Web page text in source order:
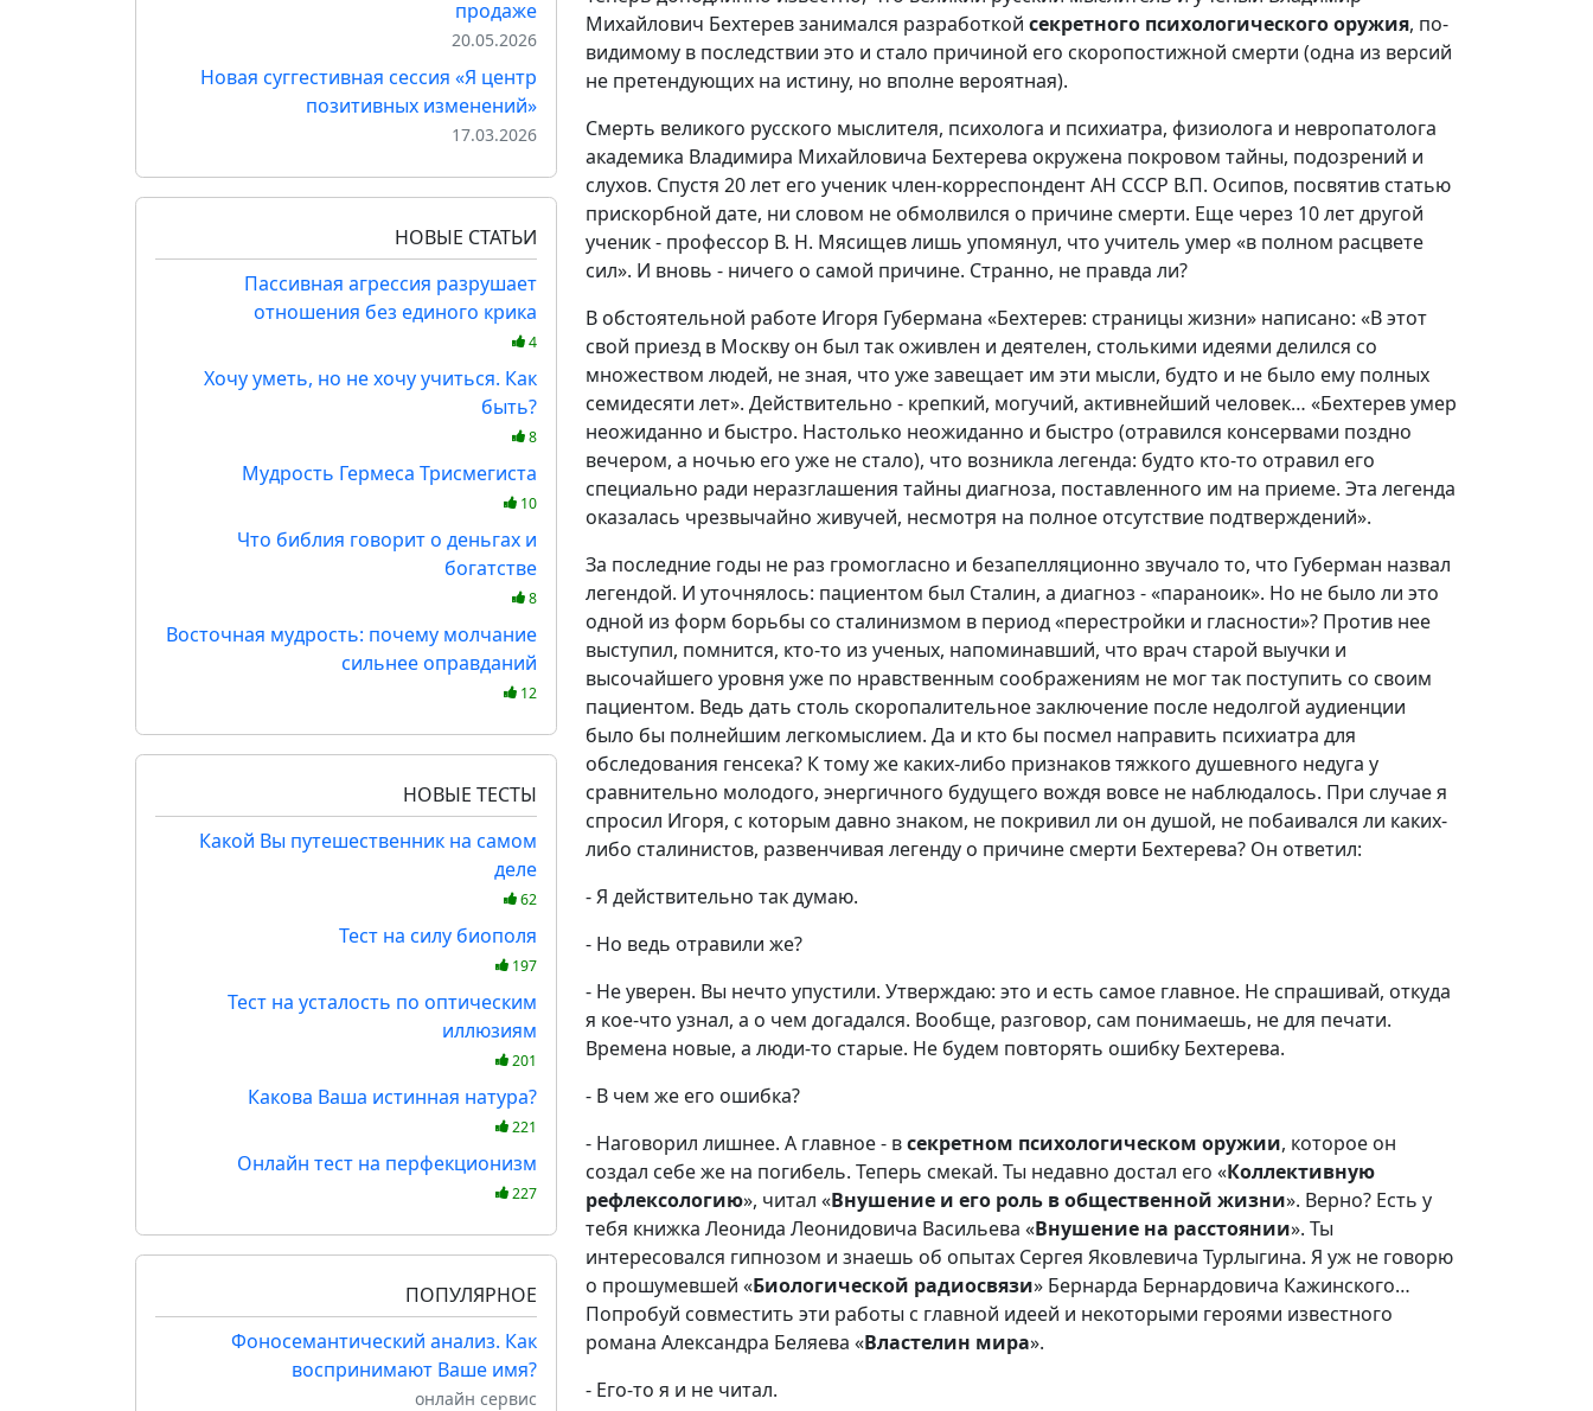
продаже
20.05.2026
Новая суггестивная сессия «Я центр
позитивных изменений»
17.03.2026
НОВЫЕ СТАТЬИ
Пассивная агрессия разрушает
отношения без единого крика
4
Хочу уметь, но не хочу учиться. Как
быть?
8
Мудрость Гермеса Трисмегиста
10
Что библия говорит о деньгах и
богатстве
8
Восточная мудрость: почему молчание
сильнее оправданий
12
НОВЫЕ ТЕСТЫ
Какой Вы путешественник на самом
деле
62
Тест на силу биополя
197
Тест на усталость по оптическим
иллюзиям
201
Какова Ваша истинная натура?
221
Онлайн тест на перфекционизм
227
ПОПУЛЯРНОЕ
Фоносемантический анализ. Как
воспринимают Ваше имя?
онлайн сервис
Михайлович Бехтерев занимался разработкой секретного психологического оружия, по-
видимому в последствии это и стало причиной его скоропостижной смерти (одна из версий
не претендующих на истину, но вполне вероятная).
Смерть великого русского мыслителя, психолога и психиатра, физиолога и невропатолога
академика Владимира Михайловича Бехтерева окружена по­кровом тайны, подозрений и
слухов. Спустя 20 лет его ученик член-корреспондент АН СССР В.П. Осипов, посвятив статью
прискорбной дате, ни словом не обмолвился о причине смерти. Еще через 10 лет другой
ученик - профессор В. Н. Мясищев лишь упомянул, что учитель умер «в полном расцвете
сил». И вновь - ничего о самой причине. Странно, не правда ли?
В обстоятельной работе Игоря Губермана «Бехтерев: страницы жизни» написано: «В этот
свой приезд в Москву он был так оживлен и деятелен, столькими идеями делился со
множеством людей, не зная, что уже завещает им эти мысли, будто и не было ему полных
семидесяти лет». Действительно - крепкий, могучий, активнейший человек… «Бехтерев умер
неожиданно и быстро. Настолько неожиданно и быстро (отравился консервами поздно
вечером, а ночью его уже не стало), что возникла легенда: будто кто-то отравил его
специально ради неразглашения тайны диагноза, поставленного им на приеме. Эта легенда
оказалась чрезвычайно живучей, несмотря на полное отсутствие подтверждений».
За последние годы не раз громогласно и безапелляционно звучало то, что Губерман назвал
легендой. И уточнялось: пациентом был Сталин, а диагноз - «параноик». Но не было ли это
одной из форм борьбы со сталинизмом в период «перестройки и гласности»? Против нее
выступил, помнится, кто-то из ученых, напоминавший, что врач старой выучки и
высочайшего уровня уже по нравственным соображениям не мог так поступить со своим
пациентом. Ведь дать столь скоропалительное заключение после недолгой аудиенции
было бы полнейшим легкомыслием. Да и кто бы посмел направить психиатра для
обследования генсека? К тому же каких-либо признаков тяжкого душевного недуга у
сравнительно молодого, энергичного будущего вождя вовсе не наблюдалось. При случае я
спросил Игоря, с которым давно знаком, не покривил ли он душой, не побаивался ли каких-
либо сталинистов, развенчивая легенду о причине смерти Бехтерева? Он ответил:
- Я действительно так думаю.
- Но ведь отравили же?
- Не уверен. Вы нечто упустили. Утверждаю: это и есть самое главное. Не спрашивай, откуда
я кое-что узнал, а о чем догадался. Вообще, разговор, сам понимаешь, не для печати.
Времена новые, а люди-то старые. Не будем повторять ошибку Бехтерева.
- В чем же его ошибка?
- Наговорил лишнее. А главное - всекретном психологическом оружии, которое он
создал себе же на погибель. Теперь смекай. Ты недавно достал его «Коллективную
рефлексологию», читал «Внушение и его роль в общественной жизни». Верно? Есть у
тебя книжка Леонида Леонидовича Васильева «Внушение на расстоянии». Ты
интересовался гипнозом и знаешь об опытах Сергея Яковлевича Турлыгина. Я уж не говорю
о прошумевшей «Биологической радиосвязи» Бернарда Бернардовича Кажинского…
Попробуй совместить эти работы с главной идеей и некоторыми героями известного
романа Александра Беляева «Властелин мира».
- Его-то я и не читал.